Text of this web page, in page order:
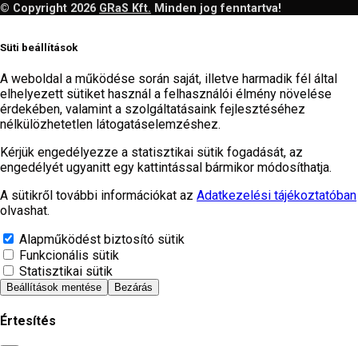
© Copyright 2026 GRaS Kft. Minden jog fenntartva!
Süti beállítások
A weboldal a működése során saját, illetve harmadik fél által
elhelyezett sütiket használ a felhasználói élmény növelése
érdekében, valamint a szolgáltatásaink fejlesztéséhez
nélkülözhetetlen látogatáselemzéshez.
Kérjük engedélyezze a statisztikai sütik fogadását, az
engedélyét ugyanitt egy kattintással bármikor módosíthatja.
A sütikről további információkat az Adatkezelési tájékoztatóban
olvashat.
Alapműködést biztosító sütik
Funkcionális sütik
Statisztikai sütik
Beállítások mentése Bezárás
Értesítés